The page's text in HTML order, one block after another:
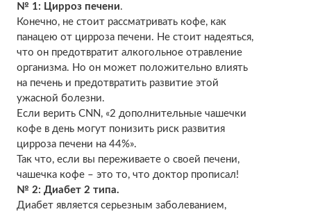
№ 1: Цирроз печени.
Конечно, не стоит рассматривать кофе, как
панацею от цирроза печени. Не стоит надеяться,
что он предотвратит алкогольное отравление
организма. Но он может положительно влиять
на печень и предотвратить развитие этой
ужасной болезни.
Если верить CNN, «2 дополнительные чашечки
кофе в день могут понизить риск развития
цирроза печени на 44%».
Так что, если вы переживаете о своей печени,
чашечка кофе – это то, что доктор прописал!
№ 2: Диабет 2 типа.
Диабет является серьезным заболеванием,